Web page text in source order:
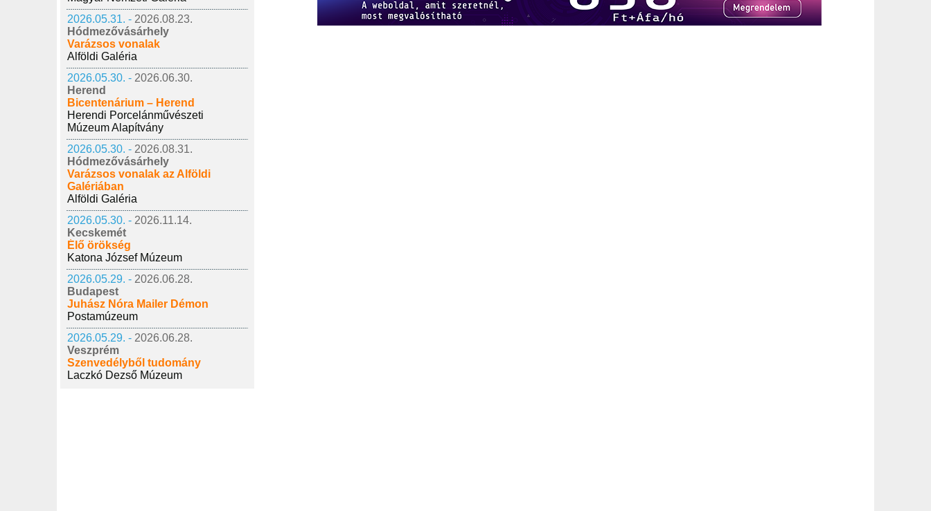
2026.05.31. - 2026.08.23.
Hódmezővásárhely
Varázsos vonalak
Alföldi Galéria
2026.05.30. - 2026.06.30.
Herend
Bicentenárium – Herend
Herendi Porcelánművészeti
Múzeum Alapítvány
2026.05.30. - 2026.08.31.
Hódmezővásárhely
Varázsos vonalak az Alföldi
Galériában
Alföldi Galéria
2026.05.30. - 2026.11.14.
Kecskemét
Élő örökség
Katona József Múzeum
2026.05.29. - 2026.06.28.
Budapest
Juhász Nóra Mailer Démon
Postamúzeum
2026.05.29. - 2026.06.28.
Veszprém
Szenvedélyből tudomány
Laczkó Dezső Múzeum